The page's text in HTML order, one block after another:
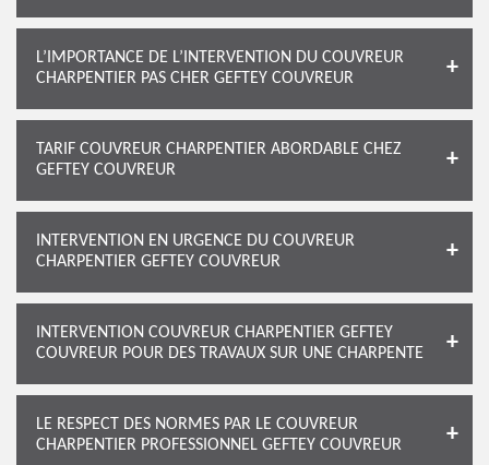
L’IMPORTANCE DE L’INTERVENTION DU COUVREUR
CHARPENTIER PAS CHER GEFTEY COUVREUR
TARIF COUVREUR CHARPENTIER ABORDABLE CHEZ
GEFTEY COUVREUR
INTERVENTION EN URGENCE DU COUVREUR
CHARPENTIER GEFTEY COUVREUR
INTERVENTION COUVREUR CHARPENTIER GEFTEY
COUVREUR POUR DES TRAVAUX SUR UNE CHARPENTE
LE RESPECT DES NORMES PAR LE COUVREUR
CHARPENTIER PROFESSIONNEL GEFTEY COUVREUR